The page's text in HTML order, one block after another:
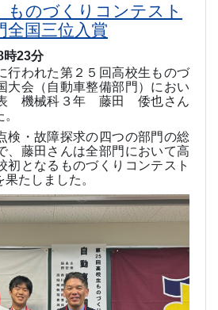
ものづくりコンテスト
全国三位入賞
時23分
行われた第２５回高校生ものづ
大会（自動車整備部門）におい
表 機械科３年 藤田 倭也さん
検・故障探求の四つの部門の総
、藤田さんは全部門において高
初となるものづくりコンテスト
たしました。